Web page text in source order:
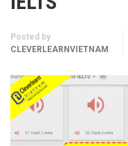
Posted by
CLEVERLEARNVIETNAM